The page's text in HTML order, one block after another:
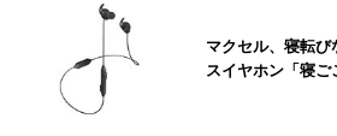
マクセル、寝転
スイヤホン「寝